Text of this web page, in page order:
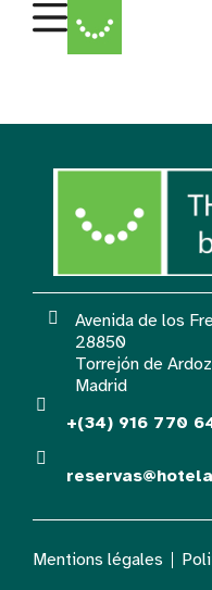
Avenida de los
28850
Torrejón de Ardoz
Madrid
+(34) 916 770
Mentions légales